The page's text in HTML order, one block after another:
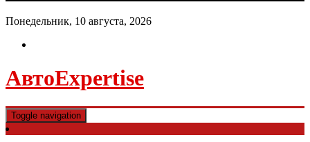
Понедельник, 10 августа, 2026
АвтоExpertise
Toggle navigation